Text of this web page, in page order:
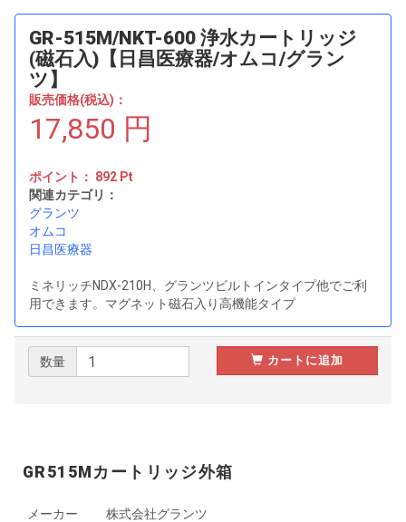
GR-515M/NKT-600 浄水カートリッジ
(磁石入)【日昌医療器/オムコ/グラン
ツ】
販売価格(税込)：
17,850 円
ポイント： 892 Pt
関連カテゴリ：
グランツ
オムコ
日昌医療器
ミネリッチNDX-210H、グランツビルトインタイプ他でご利
用できます。マグネット磁石入り高機能タイプ
数量 カートに追加
GR515Mカートリッジ外箱
メーカー
株式会社グランツ